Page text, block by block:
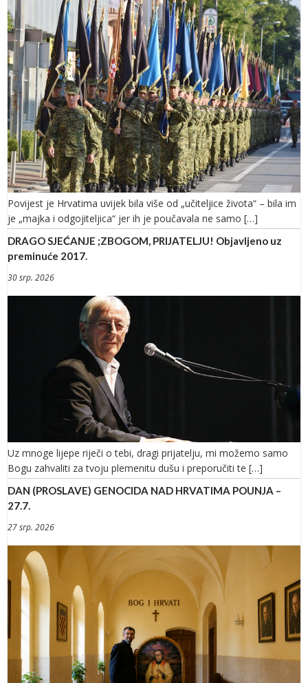
Povijest je Hrvatima uvijek bila više od „učiteljice života“ – bila im
je „majka i odgojiteljica“ jer ih je poučavala ne samo […]
DRAGO SJEĆANJE ;ZBOGOM, PRIJATELJU! Objavljeno uz
preminuće 2017.
30 srp. 2026
Uz mnoge lijepe riječi o tebi, dragi prijatelju, mi možemo samo
Bogu zahvaliti za tvoju plemenitu dušu i preporučiti te […]
DAN (PROSLAVE) GENOCIDA NAD HRVATIMA POUNJA –
27.7.
27 srp. 2026